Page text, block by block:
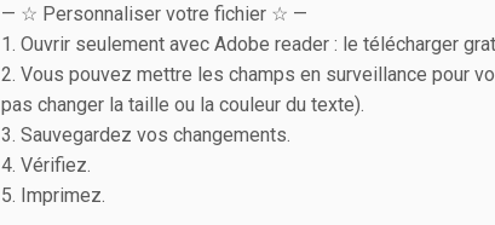
— ☆ Personnaliser votre fichier ☆ —
1. Ouvrir seulement avec Adobe reader : le télécharger
2. Vous pouvez mettre les champs en surveillance pour
pas changer la taille ou la couleur du texte).
3. Sauvegardez vos changements.
4. Vérifiez.
5. Imprimez.